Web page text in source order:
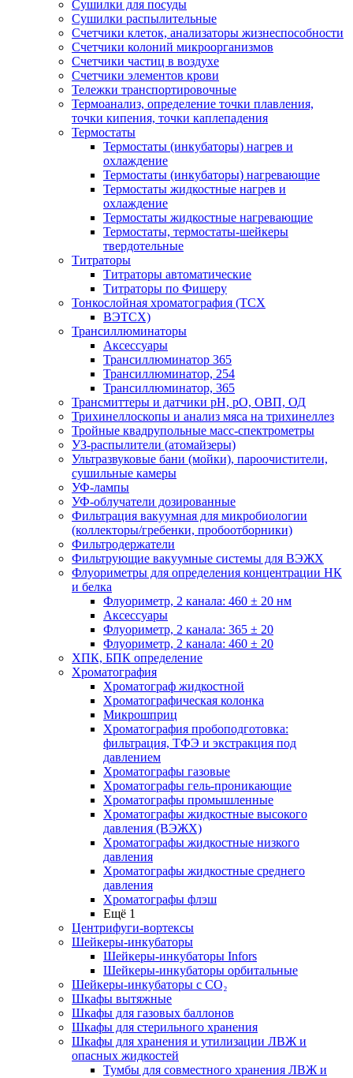
Сушилки для посуды
Сушилки распылительные
Счетчики клеток, анализаторы жизнеспособности
Счетчики колоний микроорганизмов
Счетчики частиц в воздухе
Счетчики элементов крови
Тележки транспортировочные
Термоанализ, определение точки плавления,
точки кипения, точки каплепадения
Термостаты
Термостаты (инкубаторы) нагрев и
охлаждение
Термостаты (инкубаторы) нагревающие
Термостаты жидкостные нагрев и
охлаждение
Термостаты жидкостные нагревающие
Термостаты, термостаты-шейкеры
твердотельные
Титраторы
Титраторы автоматические
Титраторы по Фишеру
Тонкослойная хроматография (ТСХ
ВЭТСХ)
Трансиллюминаторы
Аксессуары
Трансиллюминатор 365
Трансиллюминатор, 254
Трансиллюминатор, 365
Трансмиттеры и датчики рН, рО, ОВП, ОД
Трихинеллоскопы и анализ мяса на трихинеллез
Тройные квадрупольные масс-спектрометры
УЗ-распылители (атомайзеры)
Ультразвуковые бани (мойки), пароочистители,
сушильные камеры
УФ-лампы
УФ-облучатели дозированные
Фильтрация вакуумная для микробиологии
(коллекторы/гребенки, пробоотборники)
Фильтродержатели
Фильтрующие вакуумные системы для ВЭЖХ
Флуориметры для определения концентрации НК
и белка
Флуориметр, 2 канала: 460 ± 20 нм
Аксессуары
Флуориметр, 2 канала: 365 ± 20
Флуориметр, 2 канала: 460 ± 20
ХПК, БПК определение
Хроматография
Хроматограф жидкостной
Хроматографическая колонка
Микрошприц
Хроматография пробоподготовка:
фильтрация, ТФЭ и экстракция под
давлением
Хроматографы газовые
Хроматографы гель-проникающие
Хроматографы промышленные
Хроматографы жидкостные высокого
давления (ВЭЖХ)
Хроматографы жидкостные низкого
давления
Хроматографы жидкостные среднего
давления
Хроматографы флэш
Ещё 1
Центрифуги-вортексы
Шейкеры-инкубаторы
Шейкеры-инкубаторы Infors
Шейкеры-инкубаторы орбитальные
Шейкеры-инкубаторы с CО₂
Шкафы вытяжные
Шкафы для газовых баллонов
Шкафы для стерильного хранения
Шкафы для хранения и утилизации ЛВЖ и
опасных жидкостей
Тумбы для совместного хранения ЛВЖ и